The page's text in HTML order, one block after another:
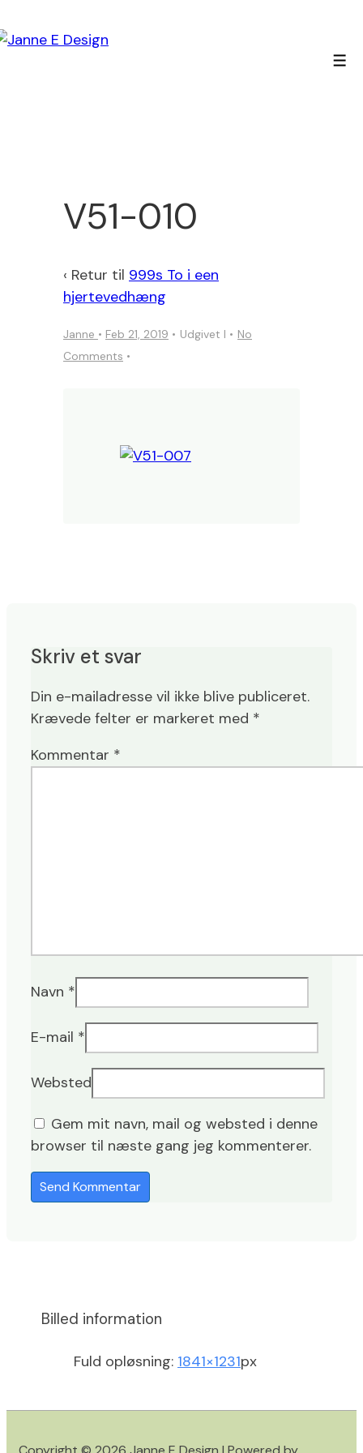
Hop
V51-010
‹ Retur til 999s To i een
hjertevedhæng
Janne • Feb 21, 2019 Udgivet I
No
Comments
Skriv et svar
Din e-mailadresse vil ikke blive publiceret.
Krævede felter er markeret med *
Kommentar *
Navn *
E-mail *
Websted
Gem mit navn, mail og websted i denne
browser til næste gang jeg kommenterer.
Billed information
Fuld opløsning: 1841×1231px